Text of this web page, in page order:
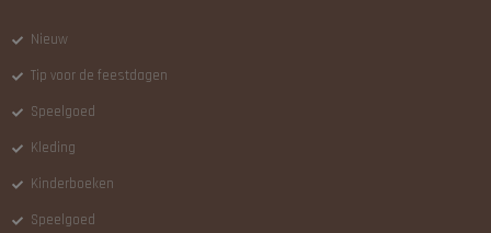
Nieuw
Tip voor de feestdagen
Speelgoed
Kleding
Kinderboeken
Speelgoed